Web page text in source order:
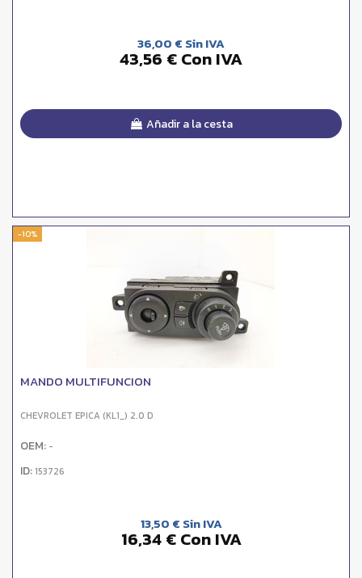
36,00 € Sin IVA
43,56 € Con IVA
Añadir a la cesta
-10%
MANDO MULTIFUNCION
CHEVROLET EPICA (KL1_) 2.0 D
OEM: -
ID:153726
13,50 € Sin IVA
16,34 € Con IVA